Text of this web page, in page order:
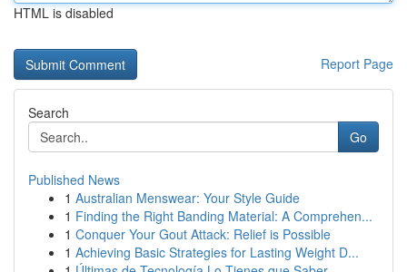
HTML is disabled
Report Page
Search
Go
Published News
1 Australian Menswear: Your Style Guide
1 Finding the Right Banding Material: A Comprehen...
1 Conquer Your Gout Attack: Relief is Possible
1 Achieving Basic Strategies for Lasting Weight D...